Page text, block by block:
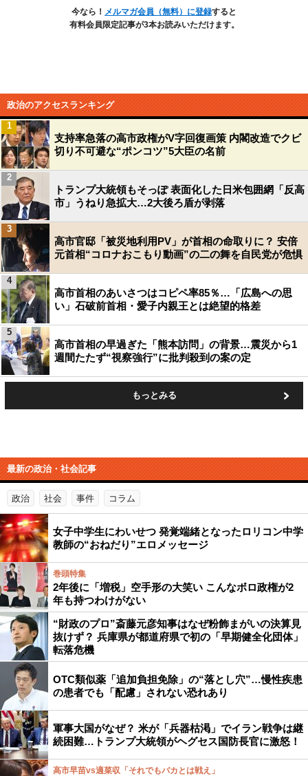
今なら！ メルマガ会員（無料）に登録すると
有料会員限定記事が3本お読みいただけます。
政治のアクセスランキング
支持率急落の高市政権がV字回復画策 内閣改造でクビ
切り不可避な“ポンコツ”5大臣の名前
1
トランプ大統領もそっぽ 表面化した日米包囲網「反高
市」うねり急拡大…2大後ろ盾が剥落
2
高市官邸「被災地利用PV」が首相の命取りに？ 安倍
元首相“コロナおこもり動画”の二の舞を自民党が危惧
3
高市首相のあいさつはコピペ率85％…「広島への思
い」石破前首相・愛子内親王とは絶望的格差
4
高市首相の早過ぎた「熊本訪問」の背景…震災から1
週間たたず“視察強行”に批判殺到の案の定
5
もっとみる
最新の政治・社会記事
政治 社会 事件 コラム
女子中学生にわいせつ 発覚端緒となったロリコン中学
教師の“おねだり”エロメッセージ
巻頭特集
2年後に「増税」空手形の大笑い こんなボロ政権が2
年も持つわけがない
“財政のプロ”斎藤元彦知事はなぜ粉飾まがいの決算見
抜けず？ 兵庫県が都道府県で初の「早期健全化団体」
転落危機
OTC類似薬「追加負担免除」の“落とし穴”…慢性疾患
の患者でも「配慮」されない恐れあり
軍事大国がなぜ？ 米が「兵器枯渇」でイラン戦争は継
続困難…トランプ大統領がヘグセス国防長官に激怒！
高市早苗vs適菜収「それでもバカとは戦え」